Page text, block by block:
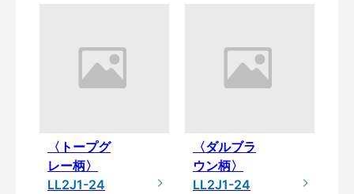
〈トープグ
レー柄〉
LL2J1-24
〈ダルブラ
ウン柄〉
LL2J1-24